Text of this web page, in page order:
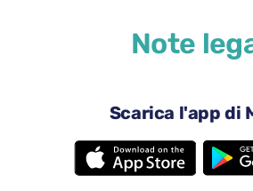
Note
Scarica l'app di
4 porte
Telecamera posteriore
Aggiungi